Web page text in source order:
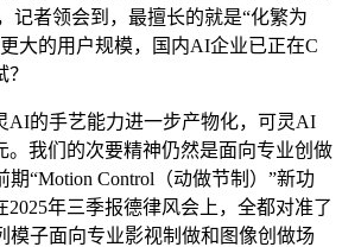
记者领会到，最擅长的就是“化繁为
大的用户规模，国内AI企业已正在C
的手艺能力进一步产物化，可灵AI
。我们的次要精神仍然是面向专业创做
“Motion Control（动做节制）”新功
2025年三季报德律风会上，全都对准了
模子面向专业影视制做和图像创做场